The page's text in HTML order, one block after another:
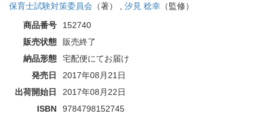
保育士試験対策委員会 （著） , 汐見 稔幸 （監修）
商品番号
152740
販売状態
販売終了
納品形態
宅配便にてお届け
発売日
2017年08月21日
出荷開始日
2017年08月22日
ISBN
9784798152745